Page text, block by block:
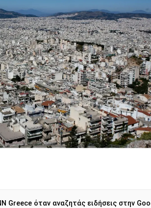
Greece όταν αναζητάς ειδήσεις στην